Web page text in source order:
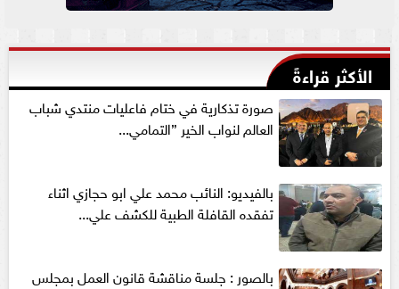
الأكثر قراءةً
صورة تذكارية في ختام فاعليات منتدي شباب
العالم لنواب الخير ”التمامي...
بالفيديو: النائب محمد علي ابو حجازي اثناء
تفقده القافلة الطبية للكشف علي...
بالصور : جلسة مناقشة قانون العمل بمجلس